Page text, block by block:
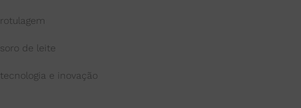
rotulagem
soro de leite
tecnologia e inovação